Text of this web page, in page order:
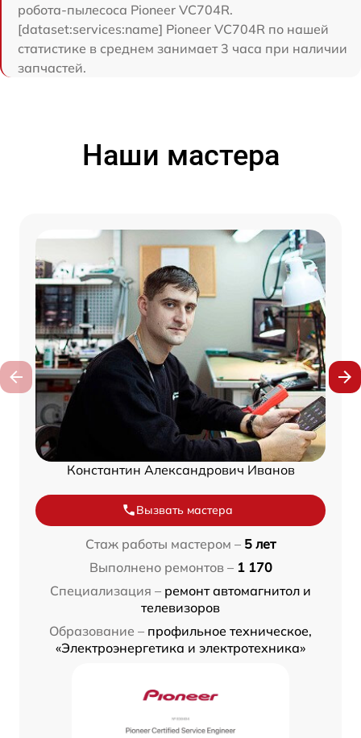
робота-пылесоса Pioneer VC704R.
[dataset:services:name] Pioneer VC704R по нашей
статистике в среднем занимает 3 часа при наличии
запчастей.
Наши мастера
Константин Александрович Иванов
Вызвать мастера
Стаж работы мастером – 5 лет
Выполнено ремонтов – 1 170
Специализация – ремонт автомагнитол и
телевизоров
Образование – профильное техническое,
«Электроэнергетика и электротехника»